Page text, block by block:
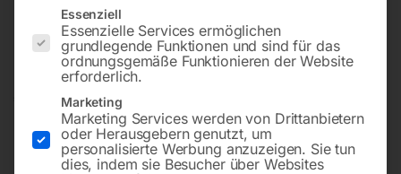
zu ES 5500WE/25-AVR
26,40
inkl. MwSt. zzgl.Versandkosten
Lieferzeit:ca. 2 - 3 Tage
Es folgt eine Liste der Service-Gruppen, für die eine
Essenziell
Essenzielle Services ermöglichen
grundlegende Funktionen und sind für das
ordnungsgemäße Funktionieren der Website
erforderlich.
Marketing
Marketing Services werden von Drittanbietern
oder Herausgebern genutzt, um
personalisierte Werbung anzuzeigen. Sie tun
dies, indem sie Besucher über Websites